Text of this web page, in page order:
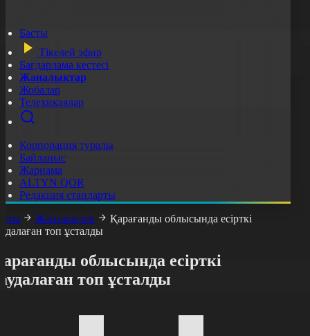
Басты
Тікелей эфир
Бағдарлама кестесі
Жаңалықтар
Жобалар
Телехикаялар
Корпорация туралы
Байланыс
Жарнама
ALTYN QOR
Редакция стандарты
Жаңалықтар
Қарағанды облысында есірткі
топ ұсталды
облысында есірткі
топ ұсталды